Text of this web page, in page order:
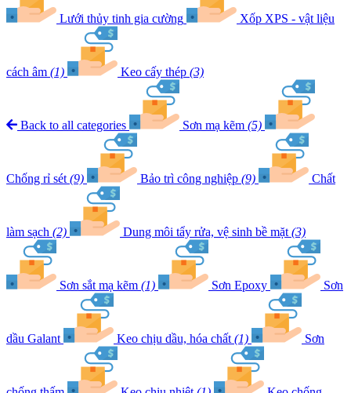
Lưới thủy tinh gia cường Xốp XPS - vật liệu
cách âm (1) Keo cấy thép (3)
Back to all categories Sơn mạ kẽm (5)
Chống rỉ sét (9) Bảo trì công nghiệp (9) Chất
làm sạch (2) Dung môi tẩy rửa, vệ sinh bề mặt (3)
Sơn sắt mạ kẽm (1) Sơn Epoxy Sơn
dầu Galant Keo chịu dầu, hóa chất (1) Sơn